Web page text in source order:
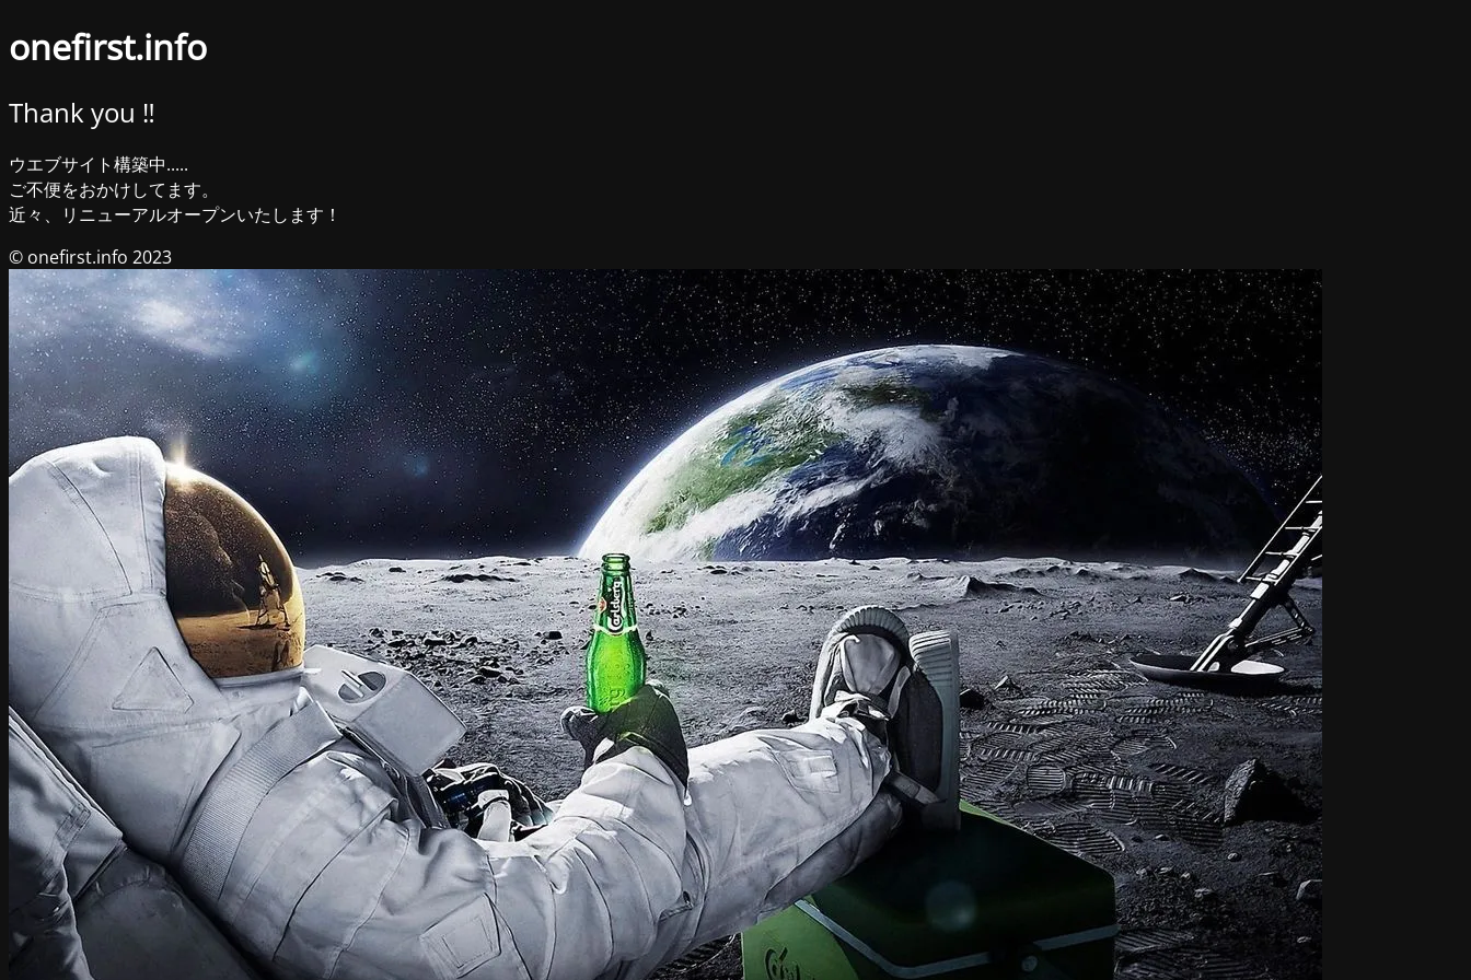
onefirst.info
Thank you ‼︎
ウエブサイト構築中.....
ご不便をおかけしてます。
近々、リニューアルオープンいたします！
© onefirst.info 2023